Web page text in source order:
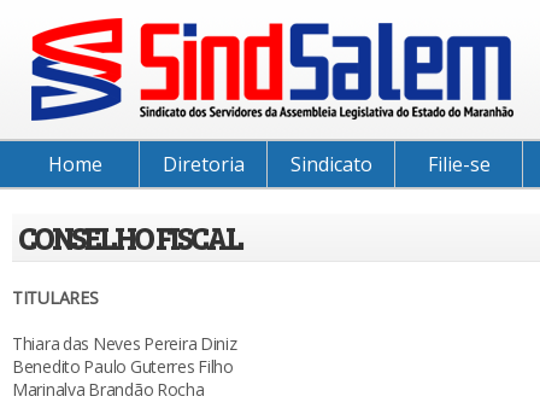
Home Diretoria Sindicato Filie-se
CONSELHO FISCAL
TITULARES
Thiara das Neves Pereira Diniz
Benedito Paulo Guterres Filho
Marinalva Brandão Rocha